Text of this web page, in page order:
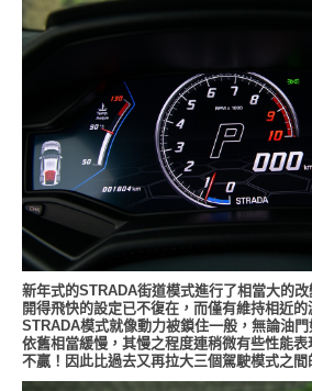
新年式的STRADA街道模式進行了相當大的
開得飛快的設定已不復在，而僅有維持相近
STRADA模式就像動力被鎖住一般，無論油
依舊相當緩慢，其慢之程度連稍微有些性能
不贏！因此比過去又再拉大三個駕駛模式之間